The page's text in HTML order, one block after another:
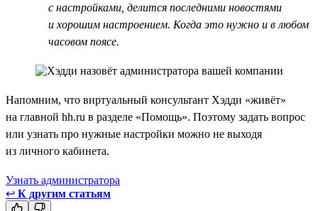
с настройками, делится последними новостями
и хорошим настроением. Когда это нужно и в любом
часовом поясе.
Напомним, что виртуальный консультант Хэдди «живёт»
на главной hh.ru в разделе «Помощь». Поэтому задать вопрос
или узнать про нужные настройки можно не выходя
из личного кабинета.
Узнать администратора
↩ К другим статьям